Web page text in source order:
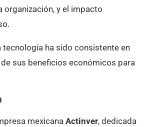
organización, y el impacto
tecnología ha sido consistente en
sus beneficios económicos para
mexicana Actinver, dedicada